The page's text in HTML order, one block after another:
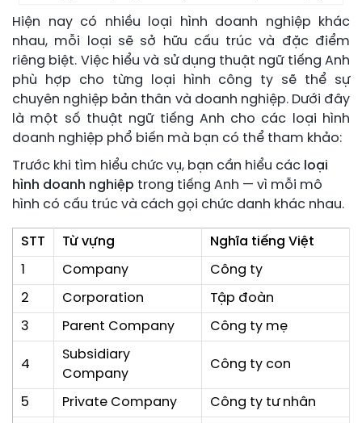
Hiện nay có nhiều loại hình doanh nghiệp khác
nhau, mỗi loại sẽ sở hữu cấu trúc và đặc điểm
riêng biệt. Việc hiểu và sử dụng thuật ngữ tiếng Anh
phù hợp cho từng loại hình công ty sẽ thể sự
chuyên nghiệp bản thân và doanh nghiệp. Dưới đây
là một số thuật ngữ tiếng Anh cho các loại hình
doanh nghiệp phổ biến mà bạn có thể tham khảo:
Trước khi tìm hiểu chức vụ, bạn cần hiểu các loại
hình doanh nghiệp trong tiếng Anh — vì mỗi mô
hình có cấu trúc và cách gọi chức danh khác nhau.
STT Từ vựng Nghĩa tiếng Việt
1 Company Công ty
2 Corporation Tập đoàn
3 Parent Company Công ty mẹ
4
Subsidiary
Company
Công ty con
5 Private Company Công ty tư nhân